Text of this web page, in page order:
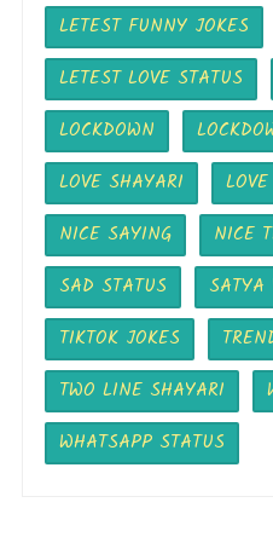
LETEST FUNNY JOKES
LETEST LOVE STATUS
LOCKDOWN
LOVE SHAYARI
NICE SAYING
NICE
SAD STATUS
SATYA
TIKTOK JOKES
TWO LINE SHAYARI
WHATSAPP STATUS